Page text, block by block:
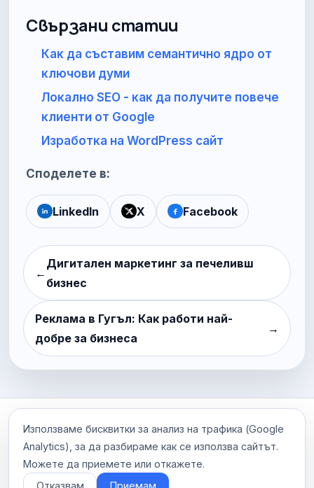
Свързани статии
Как да съставим семантично ядро от
ключови думи
Локално SEO - как да получите повече
клиенти от Google
Изработка на WordPress сайт
Споделете в:
LinkedIn X Facebook
←
Дигитален маркетинг за печеливш
бизнес
Реклама в Гугъл: Как работи най-
добре за бизнеса
→
X (Twitter)LinkedIn YouTubeGoogle RSS
Карта на сайта
Използваме бисквитки за анализ на трафика (Google
Analytics), за да разбираме как се използва сайтът.
Можете да приемете или откажете.